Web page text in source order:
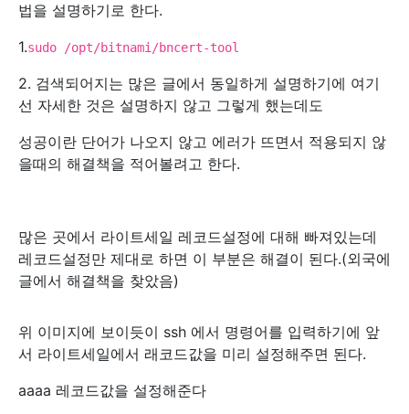
법을 설명하기로 한다.
1.sudo /opt/bitnami /bncert-tool
2. 검색되어지는 많은 글에서 동일하게 설명하기에 여기
선 자세한 것은 설명하지 않고 그렇게 했는데도
성공이란 단어가 나오지 않고 에러가 뜨면서 적용되지 않
을때의 해결책을 적어볼려고 한다.
많은 곳에서 라이트세일 레코드설정에 대해 빠져있는데
레코드설정만 제대로 하면 이 부분은 해결이 된다.(외국에
글에서 해결책을 찾았음)
위 이미지에 보이듯이 ssh 에서 명령어를 입력하기에 앞
서 라이트세일에서 래코드값을 미리 설정해주면 된다.
aaaa 레코드값을 설정해준다